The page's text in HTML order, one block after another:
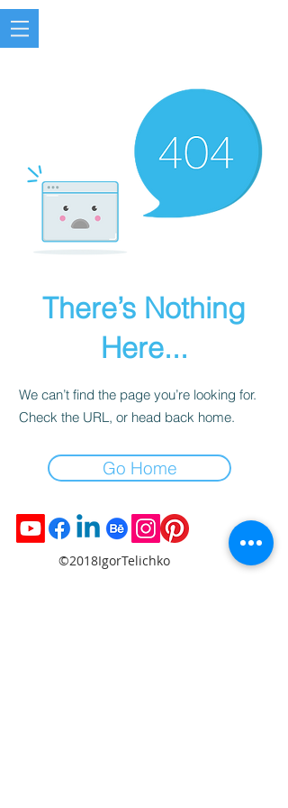
There’s Nothing
Here...
We can’t find the page you’re looking for.
Check the URL, or head back home.
Go Home
©2018IgorTelichko